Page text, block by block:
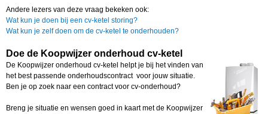
Andere lezers van deze vraag bekeken ook:
Wat kun je doen bij een cv-ketel storing?
Wat kun je zelf doen om de cv-ketel te onderhouden?
Doe de Koopwijzer onderhoud cv-ketel
De Koopwijzer onderhoud cv-ketel helpt je bij het vinden van
het best passende onderhoudscontract voor jouw situatie.
Ben je op zoek naar een contract voor cv-onderhoud?
Breng je situatie en wensen goed in kaart met de Koopwijzer